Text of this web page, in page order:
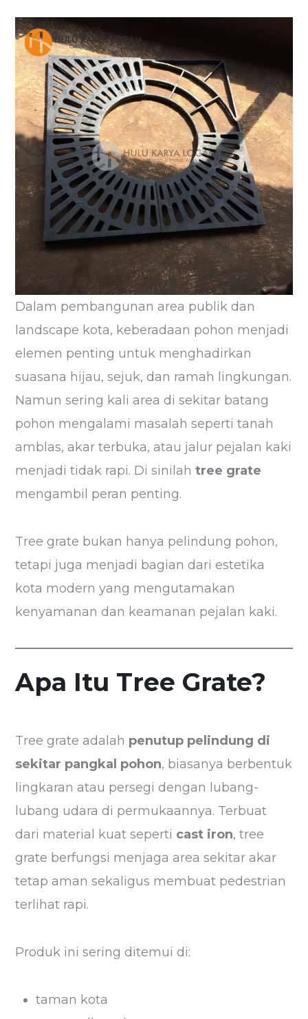
Dalam pembangunan area publik dan
landscape kota, keberadaan pohon menjadi
elemen penting untuk menghadirkan
suasana hijau, sejuk, dan ramah lingkungan.
Namun sering kali area di sekitar batang
pohon mengalami masalah seperti tanah
amblas, akar terbuka, atau jalur pejalan kaki
menjadi tidak rapi. Di sinilahtree grate
mengambil peran penting.
Tree grate bukan hanya pelindung pohon,
tetapi juga menjadi bagian dari estetika
kota modern yang mengutamakan
kenyamanan dan keamanan pejalan kaki.
Apa Itu Tree Grate?
Tree grate adalah penutup pelindung di
sekitar pangkal pohon, biasanya berbentuk
lingkaran atau persegi dengan lubang-
lubang udara di permukaannya. Terbuat
dari material kuat seperti cast iron, tree
grate berfungsi menjaga area sekitar akar
tetap aman sekaligus membuat pedestrian
terlihat rapi.
Produk ini sering ditemui di:
taman kota